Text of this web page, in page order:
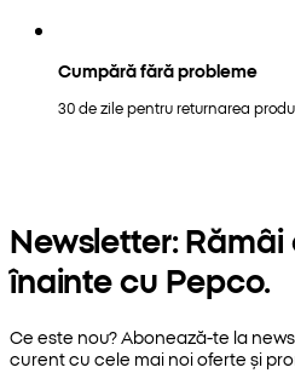
Cumpără fără probleme
30 de zile pentru returnarea
Newsletter:
înainte cu Pepco.
Ce este nou? Abonează-te la
curent cu cele mai noi oferte și